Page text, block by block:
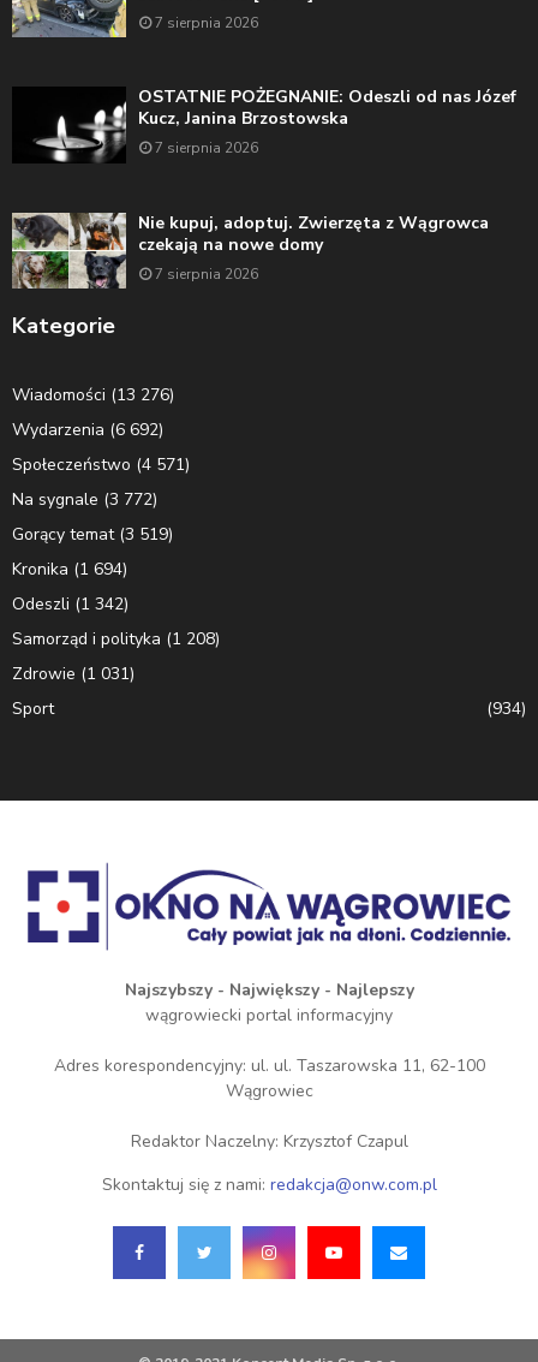
7 sierpnia 2026
OSTATNIE POŻEGNANIE: Odeszli od nas Józef
Kucz, Janina Brzostowska
7 sierpnia 2026
Nie kupuj, adoptuj. Zwierzęta z Wągrowca
czekają na nowe domy
7 sierpnia 2026
Kategorie
Wiadomości (13 276)
Wydarzenia (6 692)
Społeczeństwo (4 571)
Na sygnale (3 772)
Gorący temat(3 519)
Kronika (1 694)
Odeszli (1 342)
Samorząd i polityka (1 208)
Zdrowie (1 031)
Sport
(934)
Najszybszy - Największy - Najlepszy
wągrowiecki portal informacyjny
Adres korespondencyjny: ul. ul. Taszarowska 11, 62-100
Wągrowiec
Redaktor Naczelny: Krzysztof Czapul
Skontaktuj się z nami: redakcja@onw.com.pl